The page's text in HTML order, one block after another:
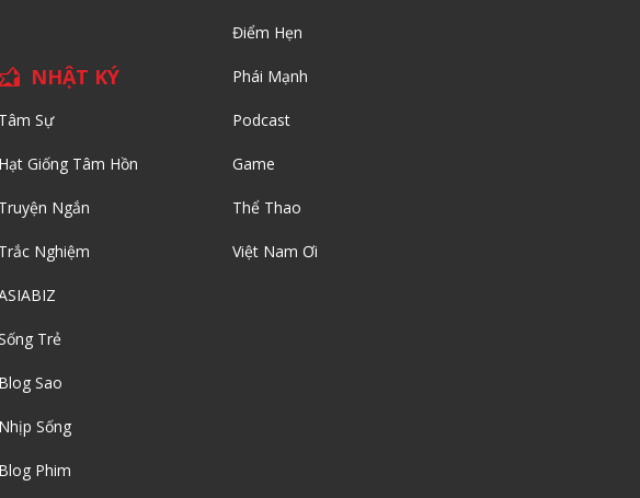
NHẬT KÝ
Tâm Sự
Hạt Giống Tâm Hồn
Truyện Ngắn
Trắc Nghiệm
Trẻ
Blog Sao
Nhịp Sống
Blog Phim
Điểm Hẹn
Phái Mạnh
Podcast
Game
Thể Thao
Việt Nam Ơi